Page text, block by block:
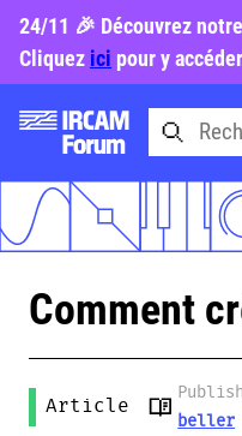
24/11 🎉 Découvrez
Cliquez ici pour y
Comment
Article
beller